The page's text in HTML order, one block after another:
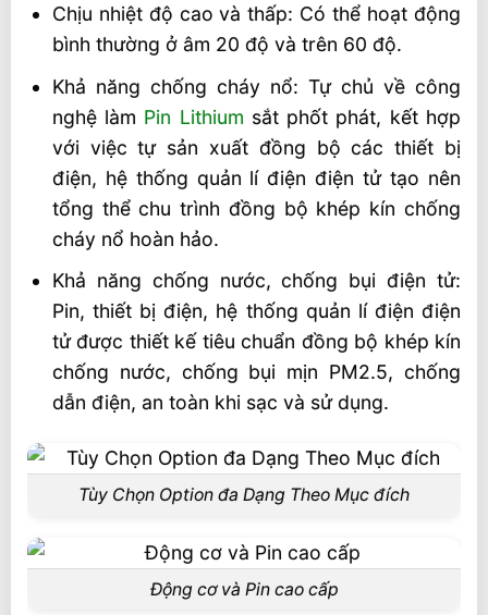
Chịu nhiệt độ cao và thấp: Có thể hoạt động
bình thường ở âm 20 độ và trên 60 độ.
Khả năng chống cháy nổ: Tự chủ về công
nghệ làm Pin Lithium sắt phốt phát, kết hợp
với việc tự sản xuất đồng bộ các thiết bị
điện, hệ thống quản lí điện điện tử tạo nên
tổng thể chu trình đồng bộ khép kín chống
cháy nổ hoàn hảo.
Khả năng chống nước, chống bụi điện tử:
Pin, thiết bị điện, hệ thống quản lí điện điện
tử được thiết kế tiêu chuẩn đồng bộ khép kín
chống nước, chống bụi mịn PM2.5, chống
dẫn điện, an toàn khi sạc và sử dụng.
Tùy Chọn Option đa Dạng Theo Mục đích
Động cơ và Pin cao cấp